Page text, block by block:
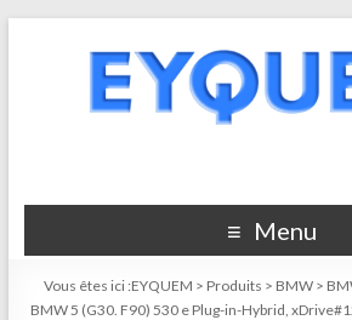
Menu
Vous êtes ici :EYQUEM > Produits > BMW >
BMW 5 (G30. F90) 530 e Plug-in-Hybrid,